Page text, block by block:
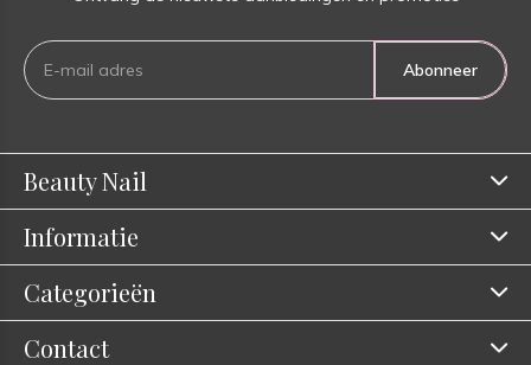
Abonneer
Beauty Nail
Informatie
Categorieën
Contact